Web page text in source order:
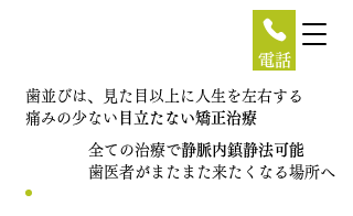
電話
歯並びは、見た目以上に人生を左右する
痛みの少ない 目立たない矯正治療
全ての治療で静脈内鎮静法可能
歯医者がまたまた来たくなる場所へ